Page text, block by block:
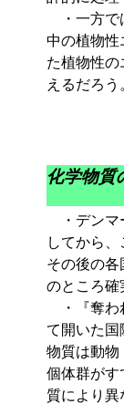
・一方で
中の植物性
た植物性
えるだろう
化学物質
・デンマ
してから
その後の
のところ確
・『奪わ
て開いた国
物質は動物
個体群がす
質により